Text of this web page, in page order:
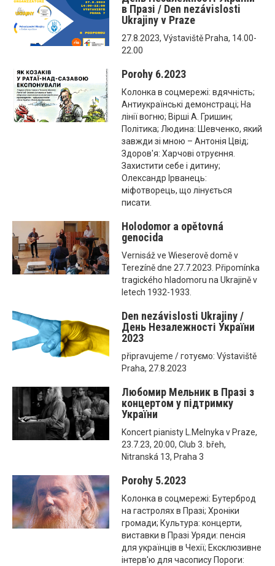
в Празі / Den nezávislosti
Ukrajiny v Praze
27.8.2023, Výstaviště Praha, 14.00-
22.00
Porohy 6.2023
Колонка в соцмережі: вдячність;
Антиукраїнські демонстраці; На
лінії вогню; Вірші А. Гришин;
Політика; Людина: Шевченко, який
завжди зі мною – Антонія Цвід;
Здоров'я: Харчові отруєння.
Захистити себе і дитину;
Олександр Ірванець:
міфотворець, що лінується
писати.
Holodomor a opětovná
genocida
Vernisáž ve Wieserově domě v
Terezíně dne 27.7.2023. Připomínka
tragického hladomoru na Ukrajině v
letech 1932-1933.
Den nezávislosti Ukrajiny /
День Незалежності України
2023
připravujeme / готуємо: Výstaviště
Praha, 27.8.2023
Любомир Мельник в Празі з
концертом у підтримку
України
Koncert pianisty L.Melnyka v Praze,
23.7.23, 20:00, Club 3. břeh,
Nitranská 13, Praha 3
Porohy 5.2023
Колонка в соцмережі: Бутерброд
на гастролях в Празі; Хроніки
громади; Культура: концерти,
виставки в Празі Уряди: пенсія
для українців в Чехії; Ексклюзивне
інтерв'ю для часопису Пороги: